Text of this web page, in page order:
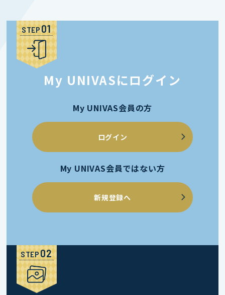
STEP
My UNIVASにログイン
My UNIVAS会員の方
ログイン
My UNIVAS会員ではない方
新規登録へ
STEP